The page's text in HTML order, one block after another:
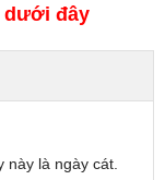
dưới đây
là ngày cát.